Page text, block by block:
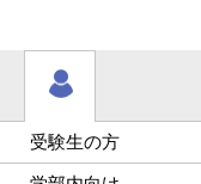
受験生の方